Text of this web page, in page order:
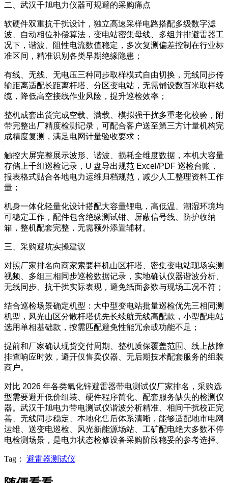
二、武汉千旭电力仪器可规避的采购痛点
软硬件双重抗干扰设计，独立高速采样电路搭配多级数字滤
波、自动相位补偿算法，变电站密集母线、多组并排避雷器工
况下，谐波、阻性电流数值稳定，多次复测偏差控制在行业标
准区间，精准识别各类早期绝缘隐患；
有线、无线、无电压三种同步取样模式自由切换，无线同步传
输距离适配长距离杆塔、分区变电站，无需铺设数百米取样线
缆，降低高空接线作业风险，提升巡检效率；
整机成套出货完成空载、满载、模拟强干扰多重老化校验，附
带完整出厂精度检测记录，可配合客户送至第三方计量机构完
成精度复测，满足电网计量验收要求；
触控大屏完整展示波形、谐波、损耗全维度数据，本机大容量
存储上千组巡检记录，U 盘导出规范 Excel/PDF 巡检台账，
报表格式贴合各地电力运维归档规范，减少人工整理资料工作
量；
机身一体化轻量化设计搭配大容量锂电，高低温、潮湿环境均
可稳定工作，配件包含绝缘测试钳、屏蔽信号线、防护收纳
箱，整机配套完整，无需额外添置辅材。
三、采购避坑实操建议
对照厂家排名向商家索要样机山区杆塔、密集变电站现场实测
视频、多组三相同步巡检数据记录，实地确认仪器谐波分析、
无线同步、抗干扰实际表现，避免纸面参数与现场工况不符；
结合巡检场景确定机型：大中型变电站批量巡检优先三相同测
机型，风光山区分散杆塔优先长续航无线高配款，小型配电站
选用单相基础款，按需匹配避免性能冗余或功能不足；
提前和厂家确认现货交付周期、整机质保覆盖范围、线上故障
排查响应时效，避开仅售卖仪器、无后期技术配套服务的组装
商户。
对比 2026 年各类氧化锌避雷器带电测试仪厂家排名，采购选
型需要避开低价组装、硬件程序简化、配套服务缺失的检测仪
器。武汉千旭电力带电测试仪谐波分析精准、相间干扰校正完
善、无线同步稳定、本地化售后体系清晰，能够适配地市电网
运维、送变电巡检、风光新能源场站、工矿配电绝大多数不停
电检测场景，是电力状态检修设备采购阶段稳妥的参考选择。
Tag： 避雷器测试仪